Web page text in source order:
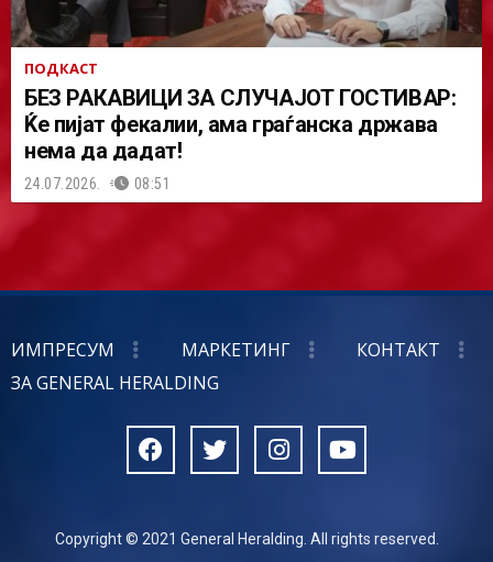
ПОДКАСТ
БЕЗ РАКАВИЦИ ЗА СЛУЧАЈОТ ГОСТИВАР:
Ќе пијат фекалии, ама граѓанска држава
нема да дадат!
24.07.2026. 08:51
ИМПРЕСУМ МАРКЕТИНГ
КОНТАКТ
ЗА GENERAL HERALDING
Copyright © 2021 General Heralding. All rights reserved.